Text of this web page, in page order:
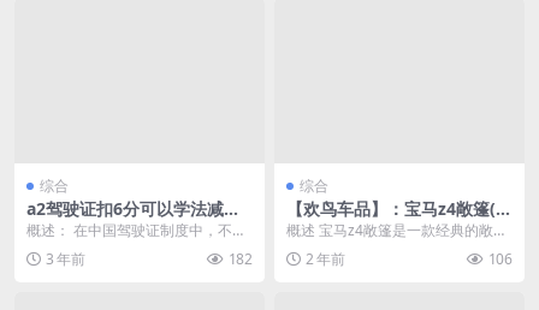
综合
a2驾驶证扣6分可以学法减分
吗(a2驾驶证扣6分怎么年审)
概述： 在中国驾驶证制度中，不同
类型的驾驶证对应着不同的规定和
扣分标准。对于A2...
3 年前 182
综合
【欢鸟车品】：宝马z4敞篷(宝
马z4敞篷怎么关)
概述 宝马z4敞篷是一款经典的敞篷
跑车，具有流线型的外观和强劲的
动力系统，是驾驶...
2 年前 106